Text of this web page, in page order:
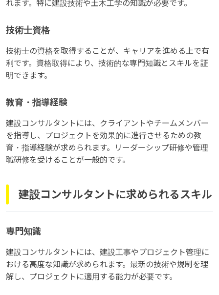
れます。特に建設技術や土木工学の知識が必要です。
技術士資格
技術士の資格を取得することが、キャリアを進める上で有
利です。資格取得により、技術的な専門知識とスキルを証
明できます。
教育・指導経験
建設コンサルタントには、クライアントやチームメンバー
を指導し、プロジェクトを効果的に進行させるための教
育・指導経験が求められます。リーダーシップ研修や管理
職研修を受けることが一般的です。
建設コンサルタントに求められるスキル
専門知識
建設コンサルタントには、建設工事やプロジェクト管理に
おける高度な知識が求められます。最新の技術や規制を理
解し、プロジェクトに適用する能力が必要です。